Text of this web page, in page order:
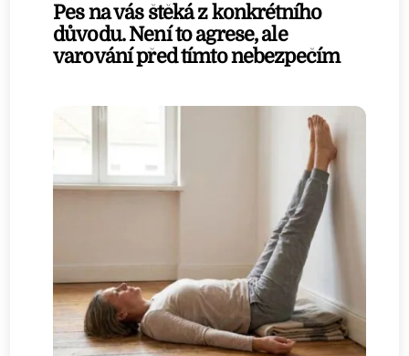
Pes na vás štěká z konkrétního
důvodu. Není to agrese, ale
varování před tímto nebezpečím